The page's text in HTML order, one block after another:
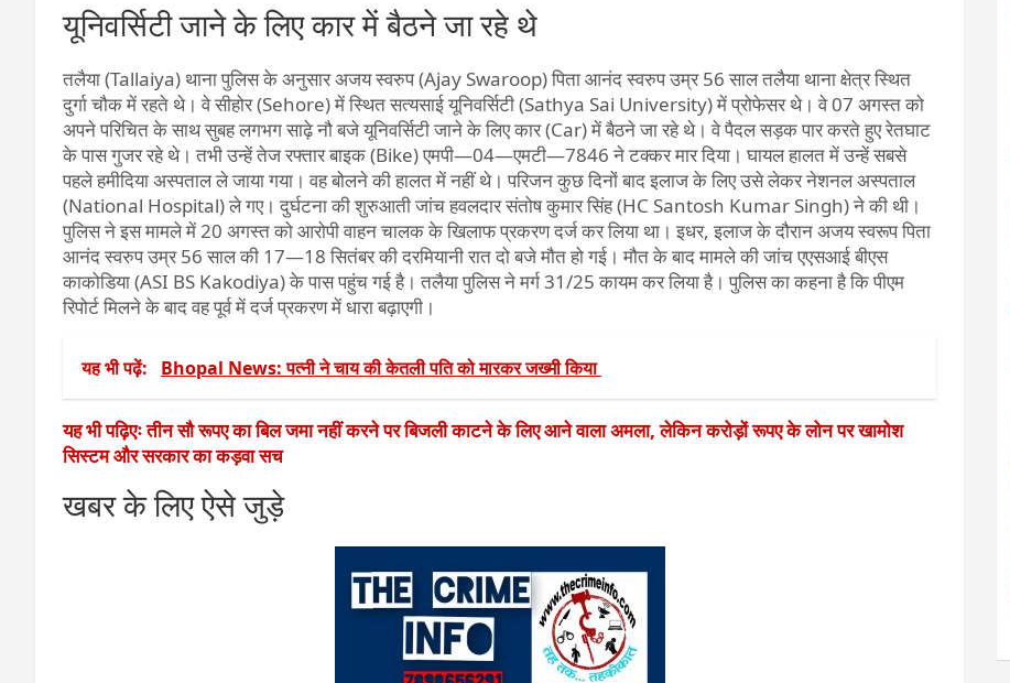
यूनिवर्सिटी जाने के लिए कार में बैठने जा रहे थे
तलैया (Tallaiya) थाना पुलिस के अनुसार अजय स्वरुप (Ajay Swaroop) पिता आनंद स्वरुप उम्र 56 साल तलैया थाना क्षेत्र स्थित
दुर्गा चौक में रहते थे। वे सीहोर (Sehore) में स्थित सत्यसाई यूनिवर्सिटी (Sathya Sai University) में प्रोफेसर थे। वे 07 अगस्त को
अपने परिचित के साथ सुबह लगभग साढ़े नौ बजे यूनिवर्सिटी जाने के लिए कार (Car) में बैठने जा रहे थे। वे पैदल सड़क पार करते हुए रेतघाट
के पास गुजर रहे थे। तभी उन्हें तेज रफ्तार बाइक (Bike) एमपी—04—एमटी—7846 ने टक्कर मार दिया। घायल हालत में उन्हें सबसे
पहले हमीदिया अस्पताल ले जाया गया। वह बोलने की हालत में नहीं थे। परिजन कुछ दिनों बाद इलाज के लिए उसे लेकर नेशनल अस्पताल
(National Hospital) ले गए। दुर्घटना की शुरुआती जांच हवलदार संतोष कुमार सिंह (HC Santosh Kumar Singh) ने की थी।
पुलिस ने इस मामले में 20 अगस्त को आरोपी वाहन चालक के खिलाफ प्रकरण दर्ज कर लिया था। इधर, इलाज के दौरान अजय स्वरूप पिता
आनंद स्वरुप उम्र 56 साल की 17—18 सितंबर की दरमियानी रात दो बजे मौत हो गई। मौत के बाद मामले की जांच एएसआई बीएस
काकोडिया (ASI BS Kakodiya) के पास पहुंच गई है। तलैया पुलिस ने मर्ग 31/25 कायम कर लिया है। पुलिस का कहना है कि पीएम
रिपोर्ट मिलने के बाद वह पूर्व में दर्ज प्रकरण में धारा बढ़ाएगी।
यह भी पढ़ें: Bhopal News: पत्नी ने चाय की केतली पति को मारकर जख्मी किया
यह भी पढ़िएः तीन सौ रूपए का बिल जमा नहीं करने पर बिजली काटने के लिए आने वाला अमला, लेकिन करोड़ों रूपए के लोन पर खामोश
सिस्टम और सरकार का कड़वा सच
खबर के लिए ऐसे जुड़े